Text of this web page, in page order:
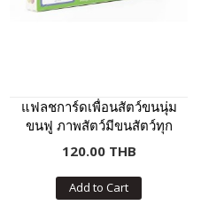
แฟลชการ์ดเพื่อนสัตว์ขนนุ่ม
ขนฟู ภาพสัตว์มีขนสัตว์ทุก
แผ่น พร้อมคำศัพท์ 3 ภาษา
ฝึกเขียนได้
120.00 THB
Add to Cart